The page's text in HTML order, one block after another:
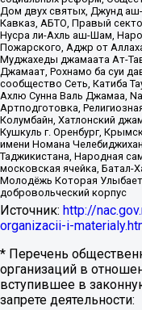
Дом двух святых, Джунд
Кавказ, АБТО, Правый
Нусра ли-Ахль аш-Шам,
Пожарского, Аджр от
Муджахеды джамаата Ат-
Джамаат, Рохнамо ба суи
сообщество Сеть, Катиба
Ахлю Сунна Валь Джамаа,
Артподготовка,
Колумбайн, Хатлонский
Кушкуль г. Оренбург,
имени Номана
Таджикистана, Народная
московская ячейка, Батал-
Молодёжь Которая
добровольческий корпус
Источник: http://
organizacii-i-
* Перечень
организаций в
вступившее в
запрете деятельности: